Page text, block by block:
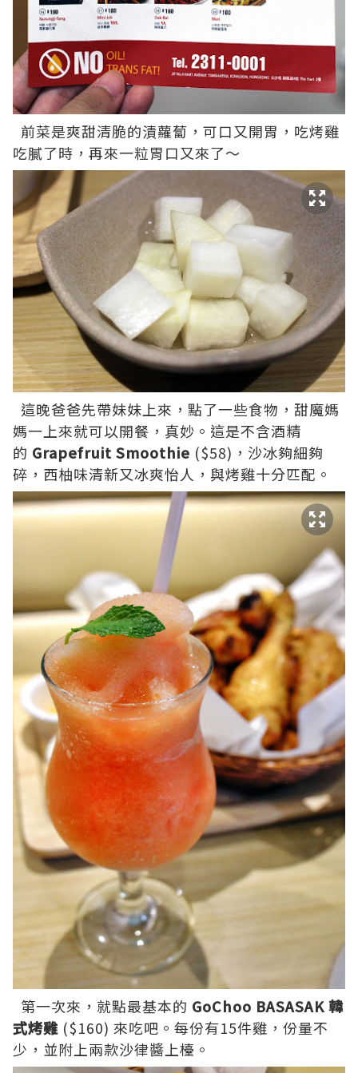
前菜是爽甜清脆的漬蘿蔔，可口又開胃，吃烤雞
吃膩了時，再來一粒胃口又來了～
這晚爸爸先帶妹妹上來，點了一些食物，甜魔媽
媽一上來就可以開餐，真妙。這是不含酒精
的 Grapefruit Smoothie ($58)，沙冰夠細夠
碎，西柚味清新又冰爽怡人，與烤雞十分匹配。
第一次來，就點最基本的 GoChoo BASASAK 韓
式烤雞 ($160) 來吃吧。每份有15件雞，份量不
少，並附上兩款沙律醬上檯。